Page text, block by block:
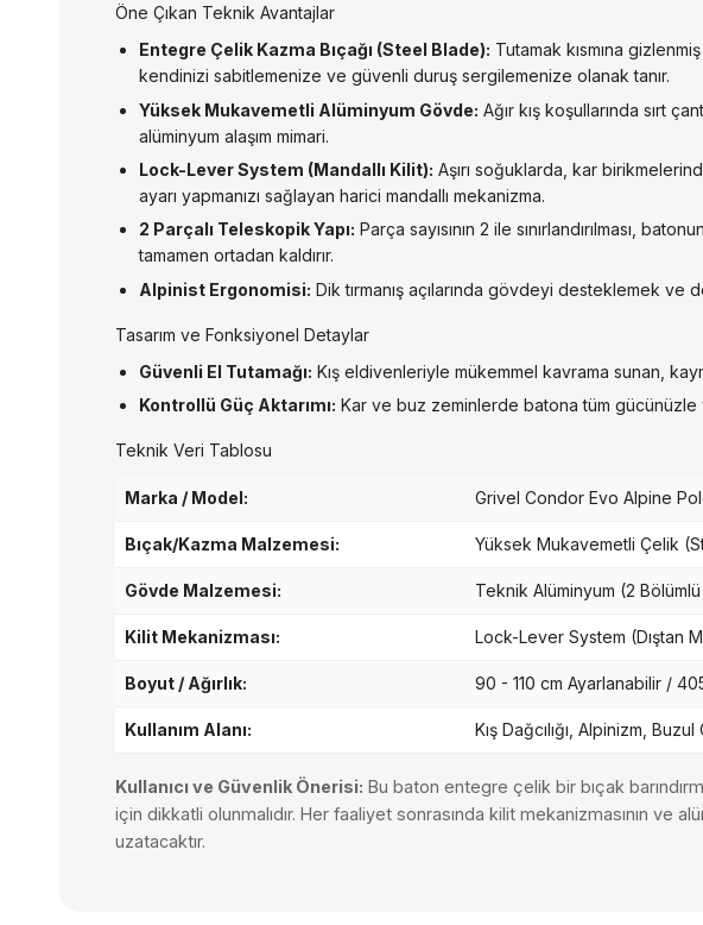
Öne Çıkan Teknik Avantajlar
Entegre Çelik Kazma Bıçağı (Steel Blade): Tutamak kısmına
kendinizi sabitlemenize ve güvenli duruş sergilemenize olanak tanır.
Yüksek Mukavemetli Alüminyum Gövde: Ağır kış koşullarında sırt
alüminyum alaşım mimari.
Lock-Lever System (Mandallı Kilit): Aşırı soğuklarda, kar
ayarı yapmanızı sağlayan harici mandallı mekanizma.
2 Parçalı Teleskopik Yapı: Parça sayısının 2 ile sınırlandırılması,
tamamen ortadan kaldırır.
Alpinist Ergonomisi: Dik tırmanış açılarında gövdeyi desteklemek ve
Tasarım ve Fonksiyonel Detaylar
Güvenli El Tutamağı: Kış eldivenleriyle mükemmel kavrama sunan,
Kontrollü Güç Aktarımı: Kar ve buz zeminlerde batona tüm gücünüzle
Teknik Veri Tablosu
Marka / Model: Grivel Condor Evo Alpine
Bıçak/Kazma Malzemesi: Yüksek Mukavemetli Çelik
Gövde Malzemesi: Teknik Alüminyum (2
Kilit Mekanizması: Lock-Lever System (Dıştan
Boyut / Ağırlık: 90 - 110 cm Ayarlanabilir /
Kullanım Alanı: Kış Dağcılığı, Alpinizm,
Kullanıcı ve Güvenlik Önerisi: Bu baton entegre çelik bir bıçak
için dikkatli olunmalıdır. Her faaliyet sonrasında kilit mekanizmasının ve
uzatacaktır.